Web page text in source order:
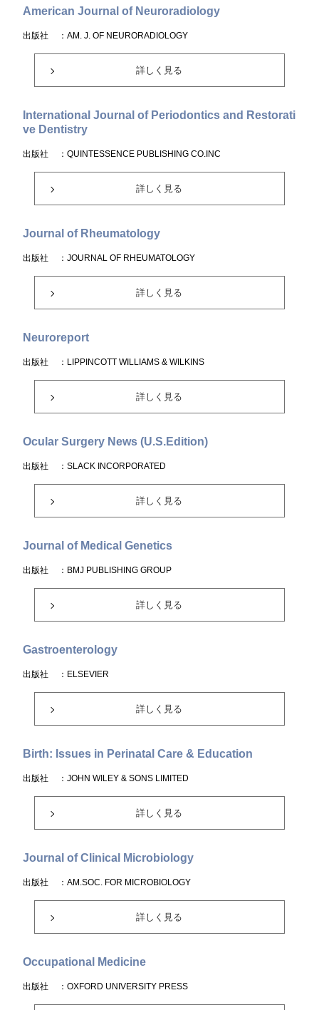
American Journal of Neuroradiology
出版社 ：AM. J. OF NEURORADIOLOGY
詳しく見る
International Journal of Periodontics and Restorati
ve Dentistry
出版社 ：QUINTESSENCE PUBLISHING CO.INC
詳しく見る
Journal of Rheumatology
出版社 ：JOURNAL OF RHEUMATOLOGY
詳しく見る
Neuroreport
出版社 ：LIPPINCOTT WILLIAMS & WILKINS
詳しく見る
Ocular Surgery News (U.S.Edition)
出版社 ：SLACK INCORPORATED
詳しく見る
Journal of Medical Genetics
出版社 ：BMJ PUBLISHING GROUP
詳しく見る
Gastroenterology
出版社 ：ELSEVIER
詳しく見る
Birth: Issues in Perinatal Care & Education
出版社 ：JOHN WILEY & SONS LIMITED
詳しく見る
Journal of Clinical Microbiology
出版社 ：AM.SOC. FOR MICROBIOLOGY
詳しく見る
Occupational Medicine
出版社 ：OXFORD UNIVERSITY PRESS